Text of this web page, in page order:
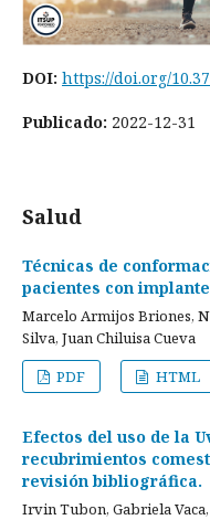
DOI: https://doi.org/
Publicado: 2022-12-31
Salud
Técnicas de
pacientes con
Marcelo Armijos Briones,
Silva, Juan Chiluisa Cueva
PDF
HTML
Efectos del uso de la
recubrimientos
revisión bibliográfica.
Irvin Tubon, Gabriela